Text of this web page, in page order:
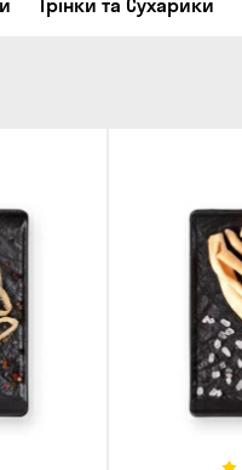
Грінки та Сухарики